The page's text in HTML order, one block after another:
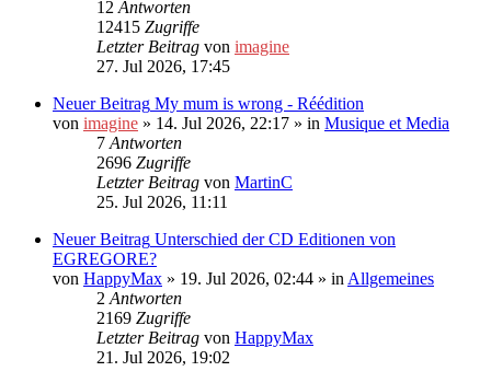
12 Antworten
12415 Zugriffe
Letzter Beitrag von imagine
27. Jul 2026, 17:45
Neuer Beitrag My mum is wrong - Réédition
von imagine » 14. Jul 2026, 22:17 » in Musique et Media
7 Antworten
2696 Zugriffe
Letzter Beitrag von MartinC
25. Jul 2026, 11:11
Neuer Beitrag Unterschied der CD Editionen von
EGREGORE?
von HappyMax » 19. Jul 2026, 02:44 » in Allgemeines
2 Antworten
2169 Zugriffe
Letzter Beitrag von HappyMax
21. Jul 2026, 19:02